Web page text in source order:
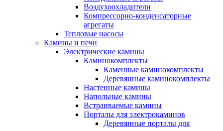
Воздухоохладители
Компрессорно-конденсаторные
агрегаты
Тепловые насосы
Камины и печи
Электрические камины
Каминокомплекты
Каменные каминокомплекты
Деревянные каминокомплекты
Настенные камины
Напольные камины
Встраиваемые камины
Порталы для электрокаминов
Деревянные порталы для